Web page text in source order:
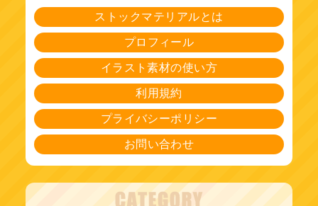
ストックマテリアルとは
プロフィール
イラスト素材の使い方
利用規約
プライバシーポリシー
お問い合わせ